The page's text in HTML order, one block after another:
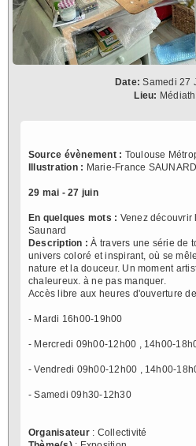
Date: Samedi 27
Lieu:
Source évènement : Toulouse
Illustration : Marie-France SAUNARD
29 mai - 27 juin
En quelques mots : Venez découvrir
Saunard
Description : À travers une série de
univers coloré et inspirant, où se
nature et la douceur. Un moment
chaleureux. à ne pas manquer.
Accès libre aux heures d'ouverture
- Mardi 16h00-19h00
- Mercredi 09h00-12h00 , 14h00-
- Vendredi 09h00-12h00 , 14h00-
- Samedi 09h30-12h30
Organisateur: Collectivité